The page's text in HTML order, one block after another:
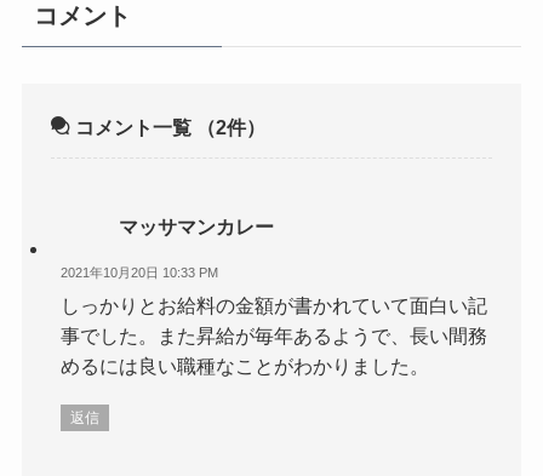
コメント
コメント一覧 （2件）
マッサマンカレー
2021年10月20日 10:33 PM
しっかりとお給料の金額が書かれていて面白い記
事でした。また昇給が毎年あるようで、長い間務
めるには良い職種なことがわかりました。
返信